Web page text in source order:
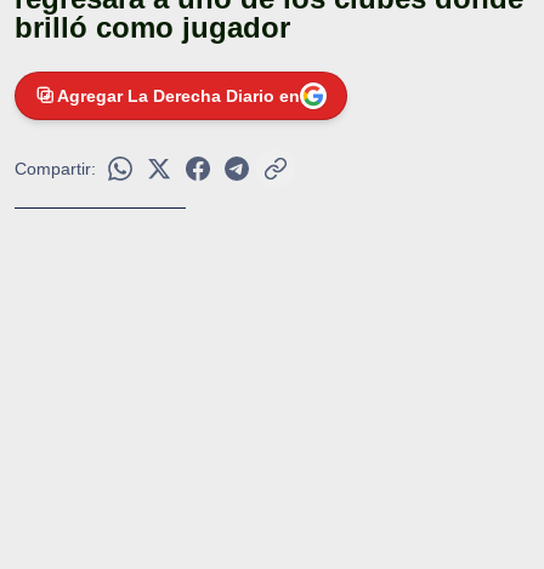
brilló como jugador
Agregar La Derecha Diario en
Compartir: